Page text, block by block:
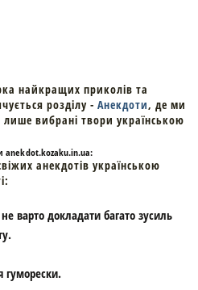
найкращих приколів та
розділу - Анекдоти, де ми
вибрані твори українською
anekdot.kozaku.in.ua:
анекдотів українською
варто докладати багато зусиль
гуморески.